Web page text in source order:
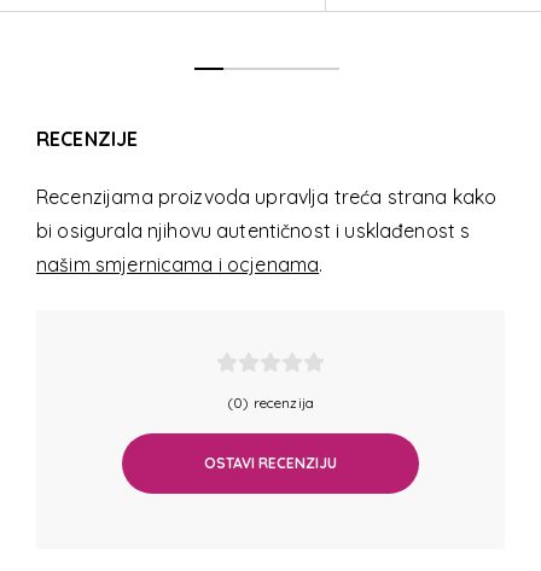
RECENZIJE
Recenzijama proizvoda upravlja treća strana kako
bi osigurala njihovu autentičnost i usklađenost s
našim smjernicama i ocjenama.
(0) recenzija
OSTAVI RECENZIJU